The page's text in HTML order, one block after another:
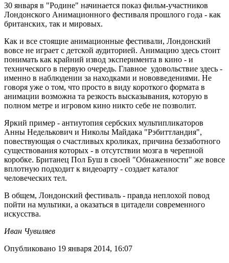
30 января в "Родине" начинается показ фильм-участников
Лондонского Анимационного фестиваля прошлого года - как
британских, так и мировых.
Как и все стоящие анимационные фестивали, Лондонский
вовсе не играет с детской аудиторией. Анимацию здесь стоит
понимать как крайний извод эксперимента в кино - и
технического в первую очередь. Главное удовольствие здесь -
именно в наблюдении за находками и нововведениями. Не
говоря уже о том, что просто в виду короткого формата в
анимации возможна та резкость высказывания, которую в
полном метре и игровом кино никто себе не позволит.
Яркий пример - антиутопия сербских мультипликаторов
Анны Неделькович и Николы Майдака "Рэбиттландия",
повествующая о счастливых кроликах, причина беззаботного
существования которых - в отсутствии мозга в черепной
коробке. Британец Пол Буш в своей "Обнаженности" же вовсе
вплотную подходит к видеоарту - создает каталог
человеческих тел.
В общем, Лондонский фестиваль - правда неплохой повод
пойти на мультики, а оказаться в цитадели современного
искусства.
Иван Чувиляев
Опубликовано 19 января 2014, 16:07